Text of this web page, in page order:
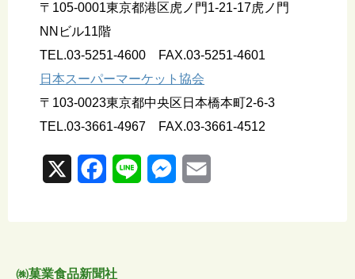
〒105-0001東京都港区虎ノ門1-21-17虎ノ門
NNビル11階
TEL.03-5251-4600 FAX.03-5251-4601
日本スーパーマーケット協会
〒103-0023東京都中央区日本橋本町2-6-3
TEL.03-3661-4967 FAX.03-3661-4512
㈱菓業食品新聞社